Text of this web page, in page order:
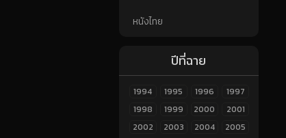
หนังไทย
ปีที่ฉาย
1994 1995 1996
1997
1998
1999 2000
2001
2002
2003 2004
2005